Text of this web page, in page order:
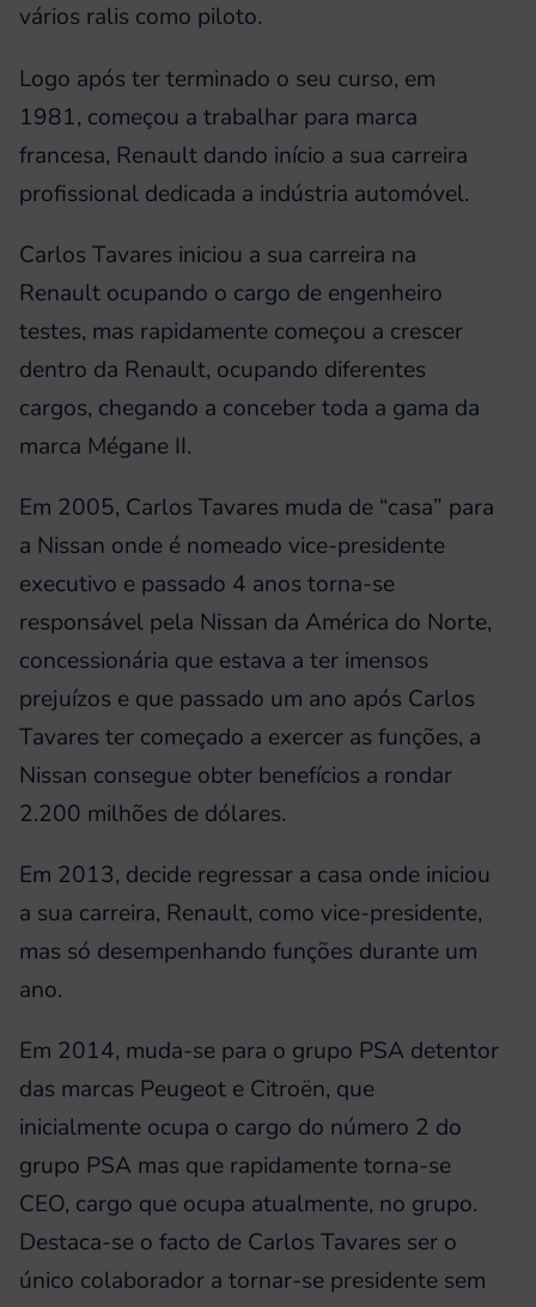
vários ralis como piloto.
Logo após ter terminado o seu curso, em
1981, começou a trabalhar para marca
francesa, Renault dando início a sua carreira
profissional dedicada a indústria automóvel.
Carlos Tavares iniciou a sua carreira na
Renault ocupando o cargo de engenheiro
testes, mas rapidamente começou a crescer
dentro da Renault, ocupando diferentes
cargos, chegando a conceber toda a gama da
marca Mégane II.
Em 2005, Carlos Tavares muda de “casa” para
a Nissan onde é nomeado vice-presidente
executivo e passado 4 anos torna-se
responsável pela Nissan da América do Norte,
concessionária que estava a ter imensos
prejuízos e que passado um ano após Carlos
Tavares ter começado a exercer as funções, a
Nissan consegue obter benefícios a rondar
2.200 milhões de dólares.
Em 2013, decide regressar a casa onde iniciou
a sua carreira, Renault, como vice-presidente,
mas só desempenhando funções durante um
ano.
Em 2014, muda-se para o grupo PSA detentor
das marcas Peugeot e Citroën, que
inicialmente ocupa o cargo do número 2 do
grupo PSA mas que rapidamente torna-se
CEO, cargo que ocupa atualmente, no grupo.
Destaca-se o facto de Carlos Tavares ser o
único colaborador a tornar-se presidente sem